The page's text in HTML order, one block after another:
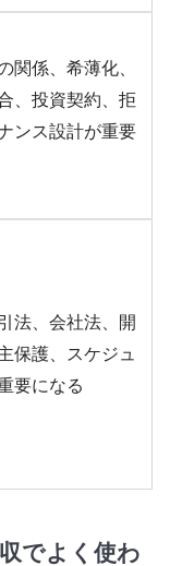
関係、希薄化、
、投資契約、拒
ンス設計が重要
法、会社法、開
保護、スケジュ
要になる
でよく使わ